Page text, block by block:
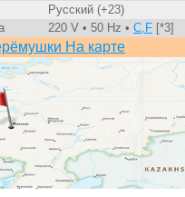
Русский (+23)
220 V • 50 Hz • C,F[*3]
На карте